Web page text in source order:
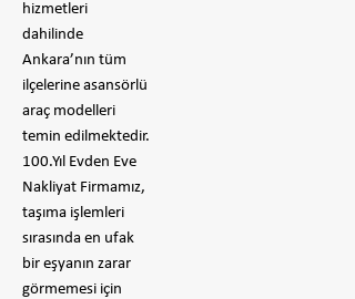
hizmetleri
dahilinde
Ankara’nın tüm
ilçelerine asansörlü
araç modelleri
temin edilmektedir.
100.Yıl Evden Eve
Nakliyat Firmamız,
taşıma işlemleri
sırasında en ufak
bir eşyanın zarar
görmemesi için